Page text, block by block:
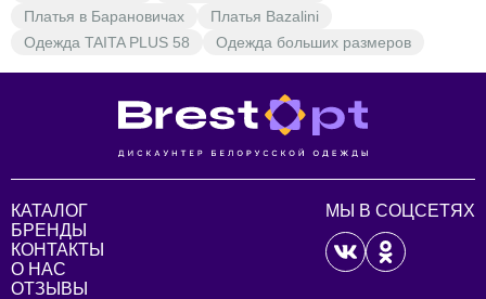
Платья в Барановичах
Платья Bazalini
Одежда TAITA PLUS 58
Одежда больших размеров
КАТАЛОГ
БРЕНДЫ
КОНТАКТЫ
О НАС
ОТЗЫВЫ
МЫ В СОЦСЕТЯХ